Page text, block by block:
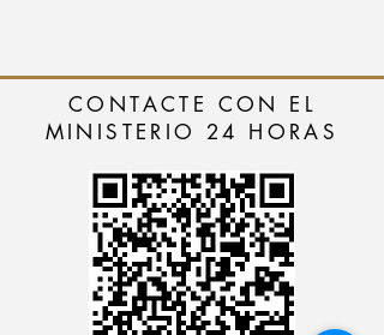
CONTACTE CON EL
MINISTERIO 24 HORAS